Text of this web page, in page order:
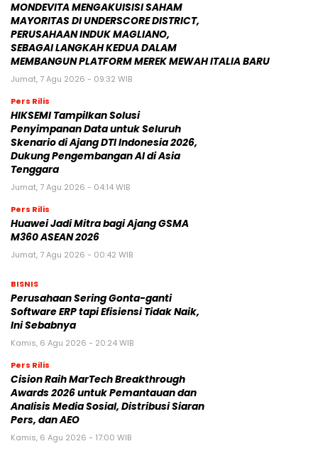
MONDEVITA MENGAKUISISI SAHAM
MAYORITAS DI UNDERSCORE DISTRICT,
PERUSAHAAN INDUK MAGLIANO,
SEBAGAI LANGKAH KEDUA DALAM
MEMBANGUN PLATFORM MEREK MEWAH ITALIA BARU
Jumat, 7 Agu 2026 - 09:32 WIB
Pers Rilis
HIKSEMI Tampilkan Solusi
Penyimpanan Data untuk Seluruh
Skenario di Ajang DTI Indonesia 2026,
Dukung Pengembangan AI di Asia
Tenggara
Jumat, 7 Agu 2026 - 04:14 WIB
Pers Rilis
Huawei Jadi Mitra bagi Ajang GSMA
M360 ASEAN 2026
Jumat, 7 Agu 2026 - 00:42 WIB
BISNIS
Perusahaan Sering Gonta-ganti
Software ERP tapi Efisiensi Tidak Naik,
Ini Sebabnya
Kamis, 6 Agu 2026 - 20:24 WIB
Pers Rilis
Cision Raih MarTech Breakthrough
Awards 2026 untuk Pemantauan dan
Analisis Media Sosial, Distribusi Siaran
Pers, dan AEO
Kamis, 6 Agu 2026 - 17:00 WIB